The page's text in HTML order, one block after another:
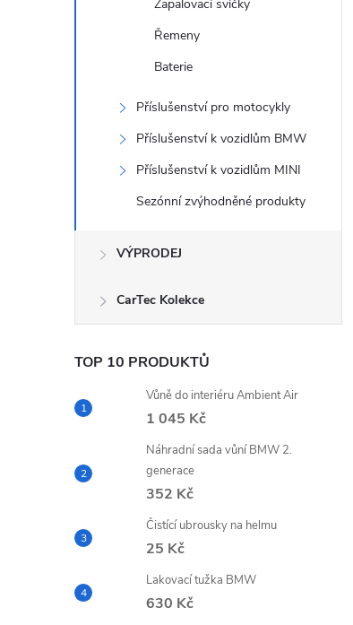
Zapalovací svíčky
Řemeny
Baterie
Příslušenství pro motocykly
Příslušenství k vozidlům BMW
Příslušenství k vozidlům MINI
Sezónní zvýhodněné produkty
VÝPRODEJ
CarTec Kolekce
TOP 10 PRODUKTŮ
Vůně do interiéru Ambient Air
1 045 Kč
Náhradní sada vůní BMW 2.
generace
352 Kč
Čistící ubrousky na helmu
25 Kč
Lakovací tužka BMW
630 Kč